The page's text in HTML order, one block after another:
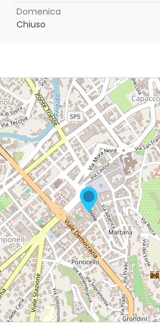
Domenica
Chiuso